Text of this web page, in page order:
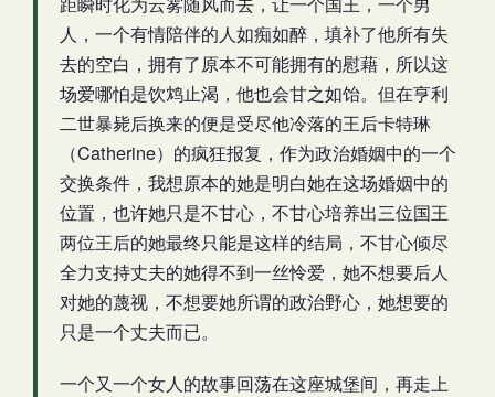
人，一个有情陪伴的人如痴如醉，填补了他所有失
去的空白，拥有了原本不可能拥有的慰藉，所以这
场爱哪怕是饮鸩止渴，他也会甘之如饴。但在亨利
二世暴毙后换来的便是受尽他冷落的王后卡特琳
（Catherine）的疯狂报复，作为政治婚姻中的一个
交换条件，我想原本的她是明白她在这场婚姻中的
位置，也许她只是不甘心，不甘心培养出三位国王
两位王后的她最终只能是这样的结局，不甘心倾尽
全力支持丈夫的她得不到一丝怜爱，她不想要后人
对她的蔑视，不想要她所谓的政治野心，她想要的
只是一个丈夫而已。
一个又一个女人的故事回荡在这座城堡间，再走上